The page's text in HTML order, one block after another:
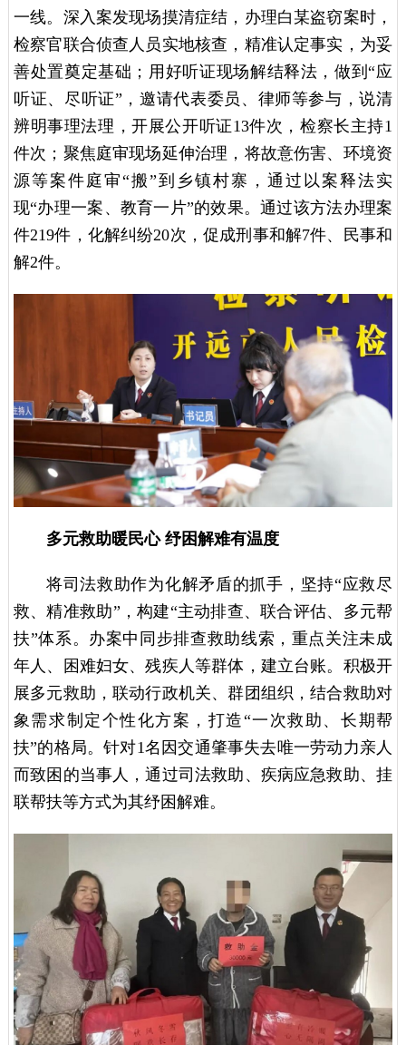
一线。深入案发现场摸清症结，办理白某盗窃案时，
检察官联合侦查人员实地核查，精准认定事实，为妥
善处置奠定基础；用好听证现场解结释法，做到“应
听证、尽听证”，邀请代表委员、律师等参与，说清
辨明事理法理 ，开展公开听证13件次，检察长主持1
件次；聚焦庭审现场延伸治理，将故意伤害、环境资
源等案件庭审“搬”到乡镇村寨，通过以案释法实
现“办理一案、教育一片”的效果。通过该方法办理案
件219件，化解纠纷20次，促成刑事和解7件、民事和
解2件。
多元救助暖民心 纾困解难有温度
将司法救助作为化解矛盾的抓手，坚持“应救尽
救、精准救助”，构建“主动排查、联合评估、多元帮
扶”体系。办案中同步排查救助线索，重点关注未成
年人、困难妇女、残疾人等群体，建立台账。积极开
展多元救助，联动行政机关、群团组织，结合救助对
象需求制定个性化方案，打造“一次救助、长期帮
扶”的格局。针对1名因交通肇事失去唯一劳动力亲人
而致困的当事人，通过司法救助、疾病应急救助、挂
联帮扶等方式为其纾困解难。